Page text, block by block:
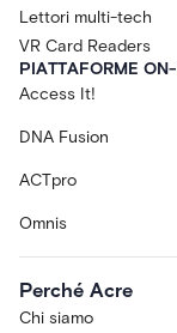
Lettori multi-tech
VR Card Readers
PIATTAFORME
Access It!
DNA Fusion
ACTpro
Omnis
Perché Acre
Chi siamo